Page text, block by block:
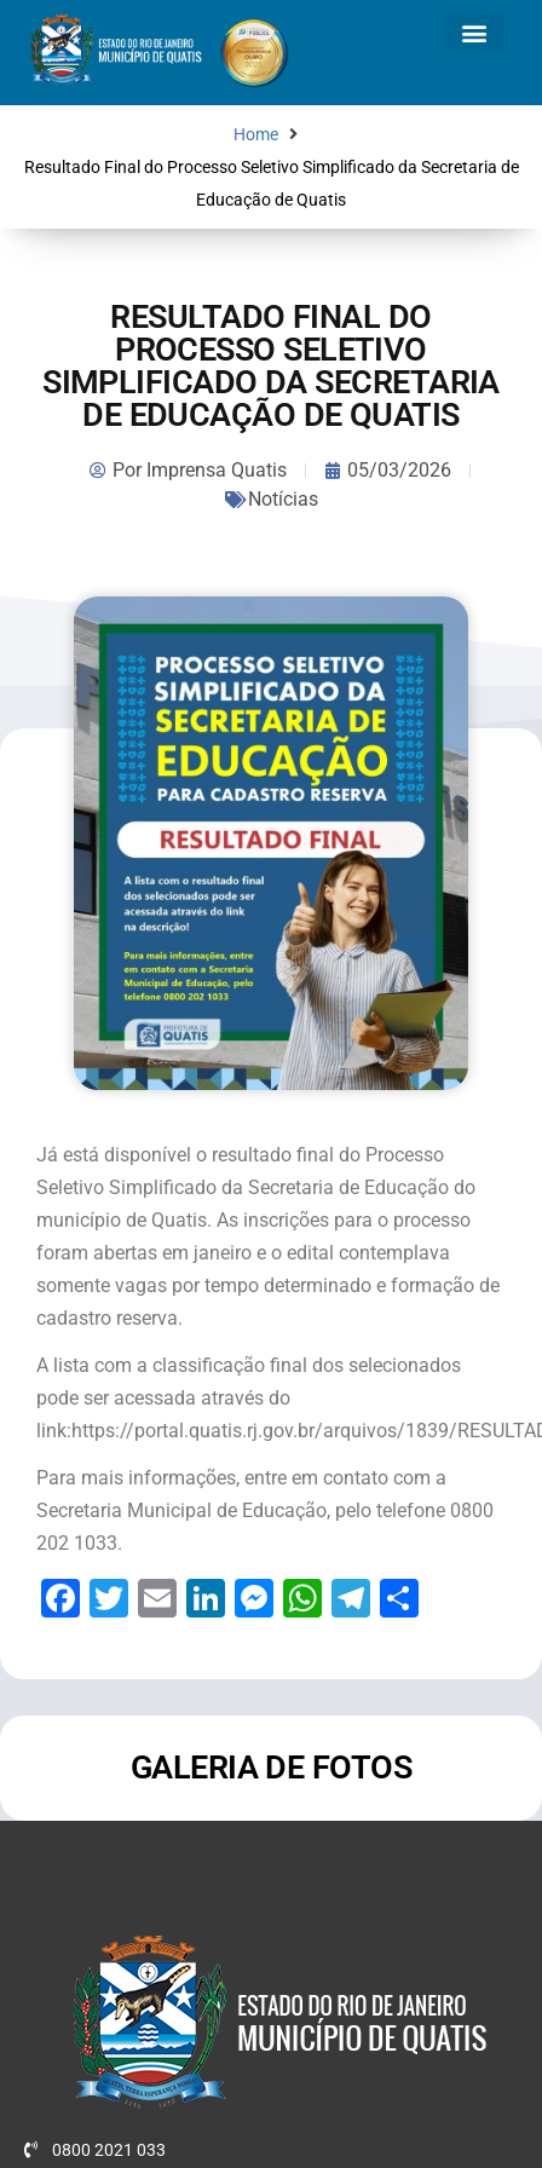
Home
Resultado Final do Processo Seletivo Simplificado da Secretaria de
Educação de Quatis
RESULTADO FINAL DO
PROCESSO SELETIVO
SIMPLIFICADO DA SECRETARIA
DE EDUCAÇÃO DE QUATIS
PorImprensa Quatis
05/03/2026
Notícias
Já está disponível o resultado final do Processo
Seletivo Simplificado da Secretaria de Educação do
município de Quatis. As inscrições para o processo
foram abertas em janeiro e o edital contemplava
somente vagas por tempo determinado e formação de
cadastro reserva.
A lista com a classificação final dos selecionados
pode ser acessada através do
link:https://portal.quatis.rj.gov.br/arquivos/1839/
Para mais informações, entre em contato com a
Secretaria Municipal de Educação, pelo telefone 0800
202 1033.
Facebook
Twitter
EmailLinkedIn
Messenger
WhatsApp
Telegram
GALERIA DE FOTOS
0800 2021 033